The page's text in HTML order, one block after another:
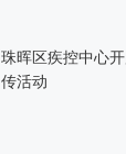
珠晖区疾控中心
传活动